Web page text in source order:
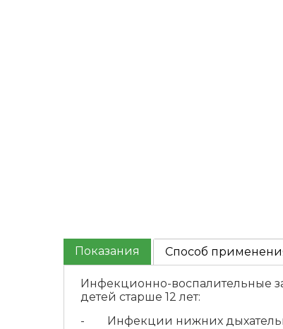
Показания Способ
Инфекционно-воспалительные
детей старше 12 лет:
- Инфекции нижних